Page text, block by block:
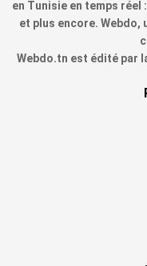
en Tunisie en temps
et plus encore. Webdo,
Webdo.tn est édité par